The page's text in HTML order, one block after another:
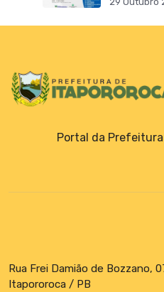
Portal da
Rua Frei Damião de Bozzano,
Itapororoca / PB